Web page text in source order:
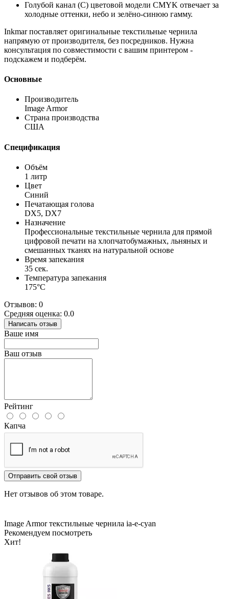
Голубой канал (C) цветовой модели CMYK отвечает за
холодные оттенки, небо и зелёно-синюю гамму.
Inkmar поставляет оригинальные текстильные чернила
напрямую от производителя, без посредников. Нужна
консультация по совместимости с вашим принтером -
подскажем и подберём.
Основные
Производитель
Image Armor
Страна производства
США
Спецификация
Объём
1 литр
Цвет
Синий
Печатающая голова
DX5, DX7
Назначение
Профессиональные текстильные чернила для прямой
цифровой печати на хлопчатобумажных, льняных и
смешанных тканях на натуральной основе
Время запекания
35 сек.
Температура запекания
175°С
Отзывов: 0
Средняя оценка: 0.0
Написать отзыв
Ваше имя
Ваш отзыв
Рейтинг
Капча
Отправить свой отзыв
Нет отзывов об этом товаре.
Image Armor текстильные чернила ia-e-cyan
Рекомендуем посмотреть
Хит!